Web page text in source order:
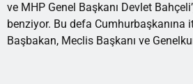
ve MHP Genel Başkanı Devlet
benziyor. Bu defa Cumhurbaşkanına
Başbakan, Meclis Başkanı ve